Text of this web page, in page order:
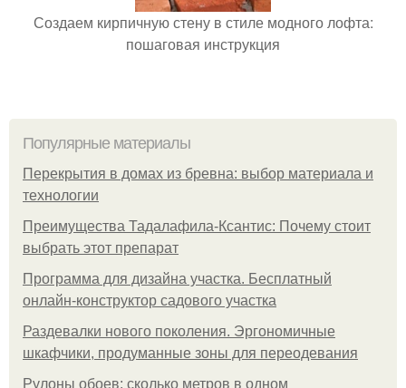
Создаем кирпичную стену в стиле модного лофта:
пошаговая инструкция
Популярные материалы
Перекрытия в домах из бревна: выбор материала и
технологии
Преимущества Тадалафила-Ксантис: Почему стоит
выбрать этот препарат
Программа для дизайна участка. Бесплатный
онлайн-конструктор садового участка
Раздевалки нового поколения. Эргономичные
шкафчики, продуманные зоны для переодевания
Рулоны обоев: сколько метров в одном